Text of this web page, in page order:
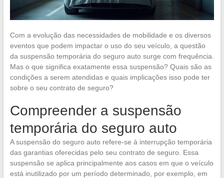
Com a evolução das necessidades de mobilidade e os diversos
eventos que podem impactar o uso do seu veículo, a questão
da suspensão temporária do seguro auto surge com frequência.
Mas o que significa exatamente essa suspensão? Quais são as
condições a serem atendidas e quais implicações isso pode ter
sobre o seu contrato de seguro?
Compreender a suspensão
temporária do seguro auto
A suspensão do seguro auto refere-se à interrupção temporária
das garantias oferecidas pelo seu contrato de seguro. Essa
suspensão se aplica principalmente aos casos em que o veículo
está inutilizado por um período determinado, por exemplo, em